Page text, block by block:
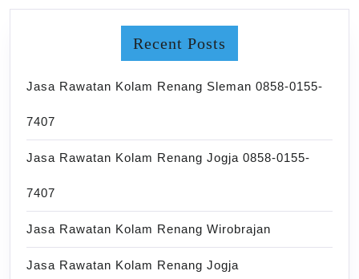
Recent Posts
Jasa Rawatan Kolam Renang Sleman 0858-0155-
7407
Jasa Rawatan Kolam Renang Jogja 0858-0155-
7407
Jasa Rawatan Kolam Renang Wirobrajan
Jasa Rawatan Kolam Renang Jogja